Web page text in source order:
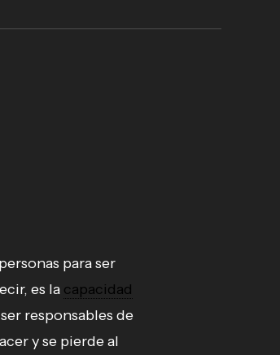
para ser
es la capacidad
responsables de
y se pierde al